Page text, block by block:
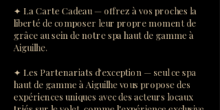
✦ La Carte Cadeau — offrez à vos proches la
liberté de composer leur propre moment de
grâce au sein de notre spa haut de gamme à
Aiguilhe.
✦ Les Partenariats d'exception — seul ce spa
haut de gamme à Aiguilhe vous propose des
expériences uniques avec des acteurs locaux